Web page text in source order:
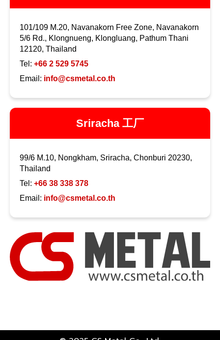
101/109 M.20, Navanakorn Free Zone, Navanakorn
5/6 Rd., Klongnueng, Klongluang, Pathum Thani
12120, Thailand
Tel: +66 2 529 5745
Email: info@csmetal.co.th
Sriracha 工厂
99/6 M.10, Nongkham, Sriracha, Chonburi 20230,
Thailand
Tel: +66 38 338 378
Email: info@csmetal.co.th